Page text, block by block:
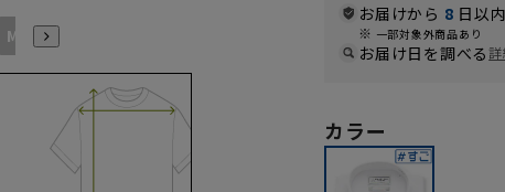
M(39cm) 4L(47cm) 5L(49cm)
お届けから 8 日以
一部対象外商品あり
お届け日を調べる詳
カラー